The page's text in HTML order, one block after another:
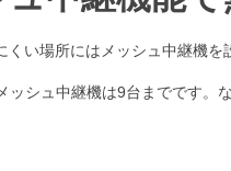
くい場所にはメッシュ中継機
シュ中継機は9台までです。